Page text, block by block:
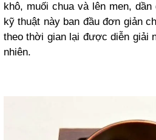
khô, muối chua và lên men,
kỹ thuật này ban đầu đơn giản
theo thời gian lại được diễn giải
nhiên.